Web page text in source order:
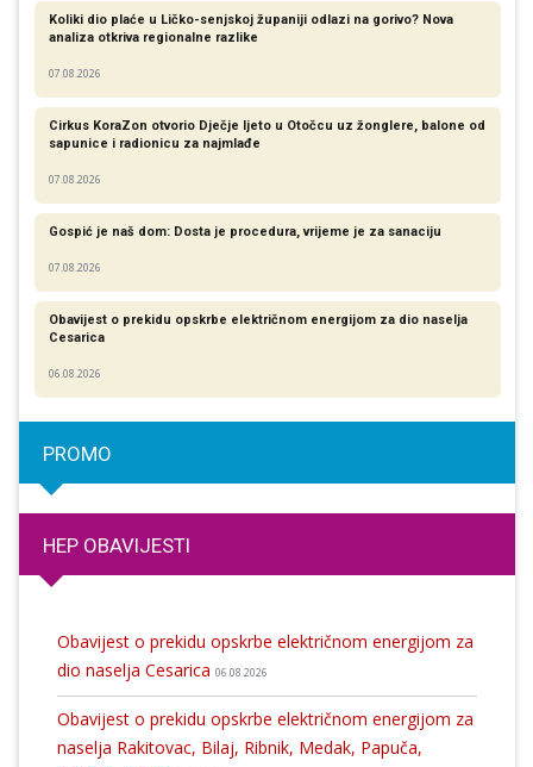
Koliki dio plaće u Ličko-senjskoj županiji odlazi na gorivo? Nova
analiza otkriva regionalne razlike​
07.08.2026
Cirkus KoraZon otvorio Dječje ljeto u Otočcu uz žonglere, balone od
sapunice i radionicu za najmlađe
07.08.2026
Gospić je naš dom: Dosta je procedura, vrijeme je za sanaciju
07.08.2026
Obavijest o prekidu opskrbe električnom energijom za dio naselja
Cesarica
06.08.2026
PROMO
HEP OBAVIJESTI
Obavijest o prekidu opskrbe električnom energijom za
dio naselja Cesarica 06.08.2026
Obavijest o prekidu opskrbe električnom energijom za
naselja Rakitovac, Bilaj, Ribnik, Medak, Papuča,